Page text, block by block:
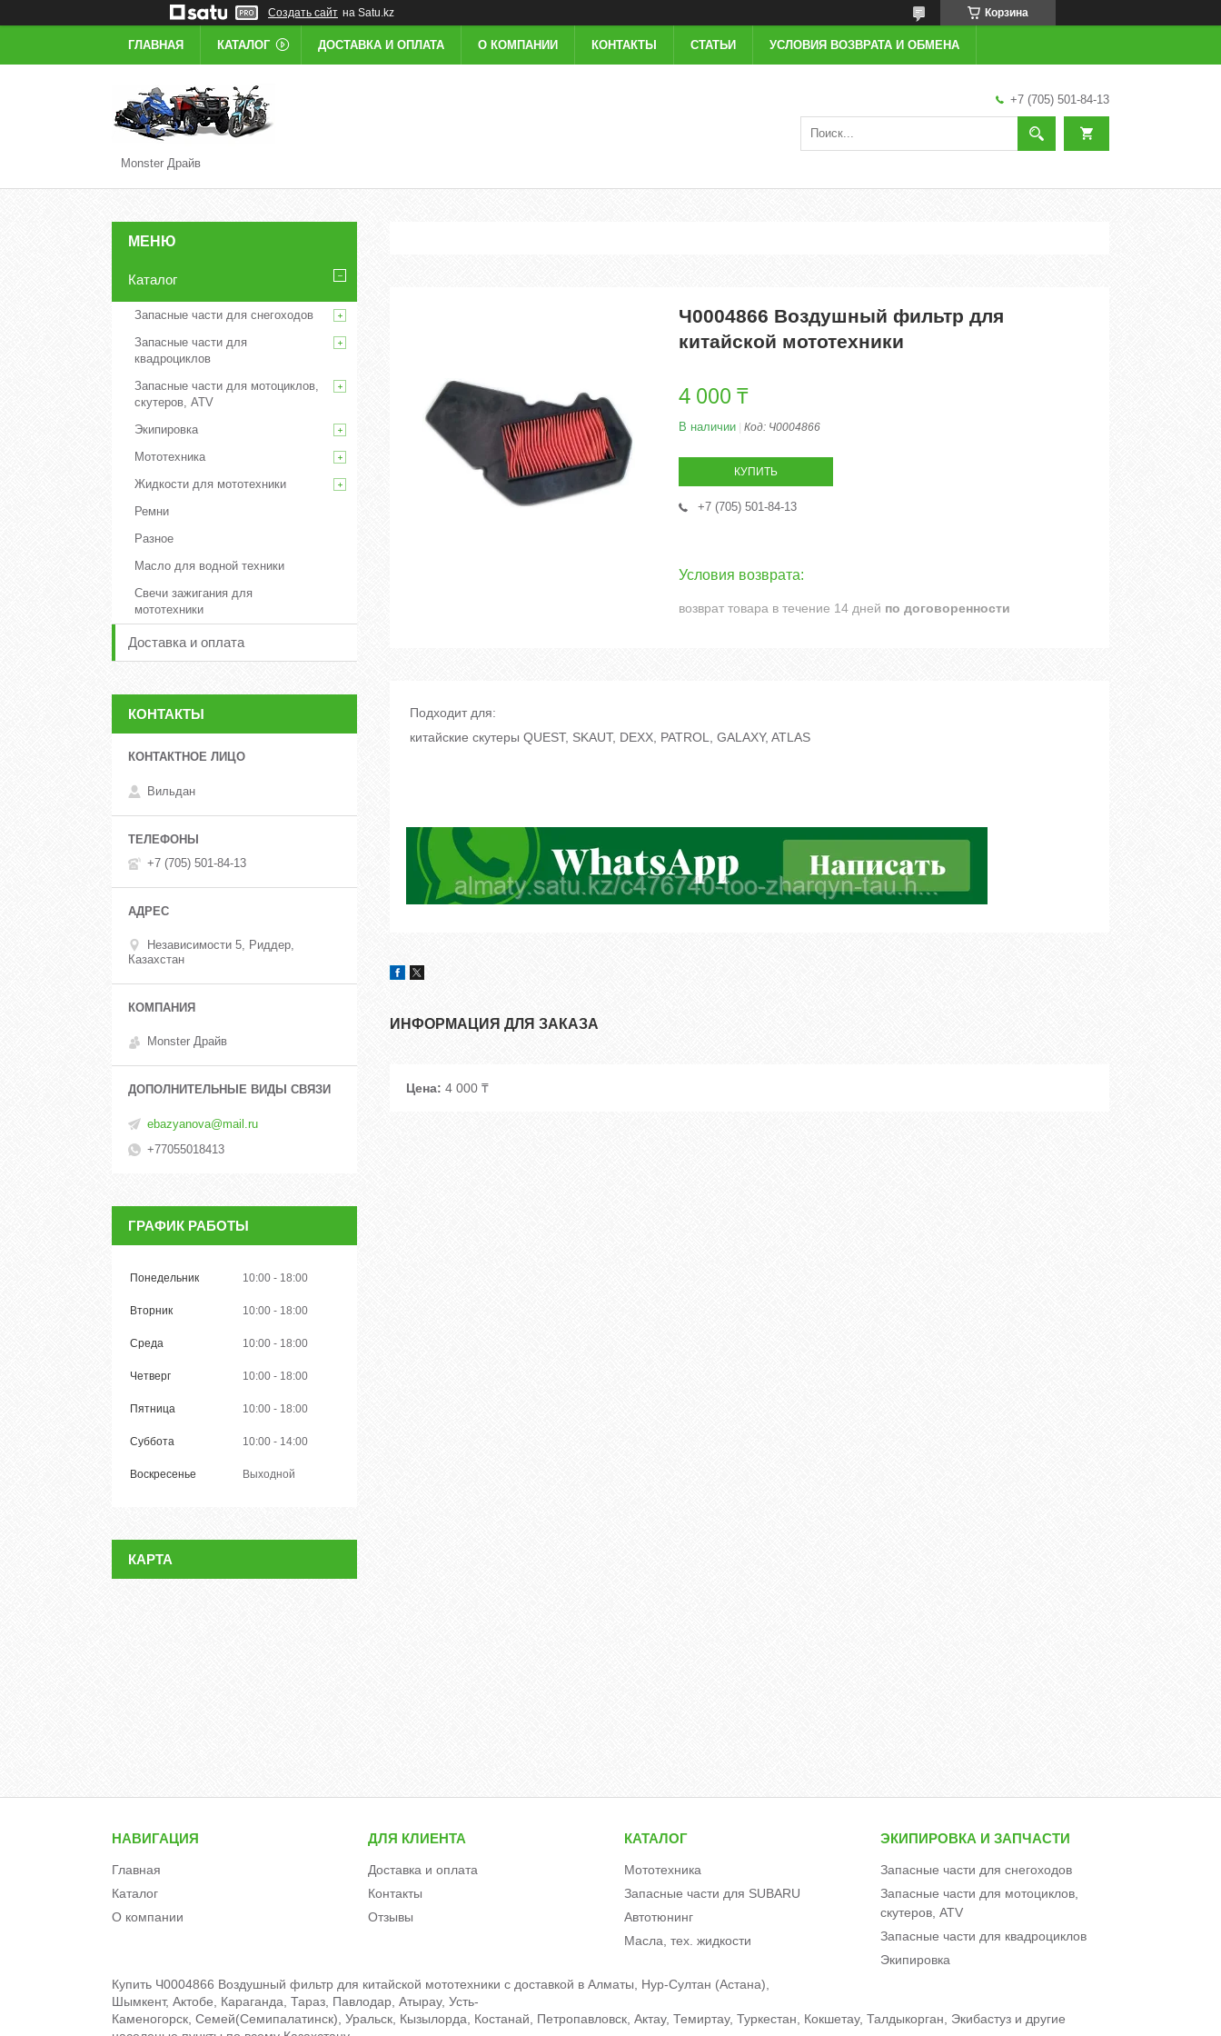
Создать сайт на Satu.kz Корзина
ГЛАВНАЯ КАТАЛОГ ДОСТАВКА И ОПЛАТА О КОМПАНИИ КОНТАКТЫ СТАТЬИ УСЛОВИЯ ВОЗВРАТА И ОБМЕНА
Monster Драйв
+7 (705) 501-84-13
Ч0004866 Воздушный фильтр для
китайской мототехники
4 000 ₸
В наличии Код: Ч0004866
КУПИТЬ
+7 (705) 501-84-13
возврат товара в течение 14 дней по договоренности
Подходит для:
китайские скутеры QUEST, SKAUT, DEXX, PATROL, GALAXY, ATLAS
ИНФОРМАЦИЯ ДЛЯ ЗАКАЗА
Цена: 4 000 ₸
Каталог
Запасные части для снегоходов
Запасные части для
квадроциклов
Запасные части для мотоциклов,
скутеров, ATV
Экипировка
Мототехника
Жидкости для мототехники
Ремни
Разное
Масло для водной техники
Свечи зажигания для
мототехники
Доставка и оплата
КОНТАКТЫ
Вильдан
+7 (705) 501-84-13
Независимости 5, Риддер,
Казахстан
Monster Драйв
ebazyanova@mail.ru
+77055018413
ГРАФИК РАБОТЫ
Понедельник 10:00 18:00
Вторник 10:00 18:00
Среда 10:00 18:00
Четверг 10:00 18:00
Пятница 10:00 18:00
Суббота 10:00 14:00
Воскресенье Выходной
КАРТА
НАВИГАЦИЯ
Главная
Каталог
О компании
ДЛЯ КЛИЕНТА
Доставка и оплата
Контакты
Отзывы
КАТАЛОГ
Мототехника
Запасные части для SUBARU
Автотюнинг
Масла, тех. жидкости
ЭКИПИРОВКА И ЗАПЧАСТИ
Запасные части для снегоходов
Запасные части для мотоциклов,
скутеров, ATV
Запасные части для квадроциклов
Экипировка
Купить Ч0004866 Воздушный фильтр для китайской мототехники c доставкой в Алматы, Нур-Султан (Астана),
Шымкент, Актобе, Караганда, Тараз, Павлодар, Атырау, Усть-
Каменогорск, Семей(Семипалатинск), Уральск, Кызылорда, Костанай, Петропавловск, Актау, Темиртау, Туркестан, Кокшетау, Талдыкорган, Экибастуз и другие